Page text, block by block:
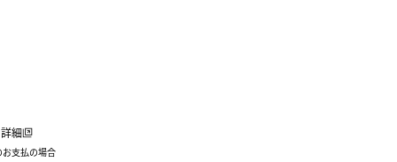
詳細
支払の場合